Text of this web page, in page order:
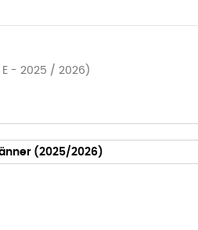
E - 2025 / 2026)
(2025/2026)